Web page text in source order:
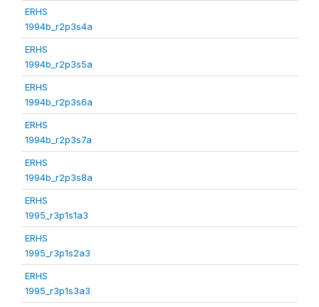
ERHS
1994b_r2p3s4a
ERHS
1994b_r2p3s5a
ERHS
1994b_r2p3s6a
ERHS
1994b_r2p3s7a
ERHS
1994b_r2p3s8a
ERHS
1995_r3p1s1a3
ERHS
1995_r3p1s2a3
ERHS
1995_r3p1s3a3